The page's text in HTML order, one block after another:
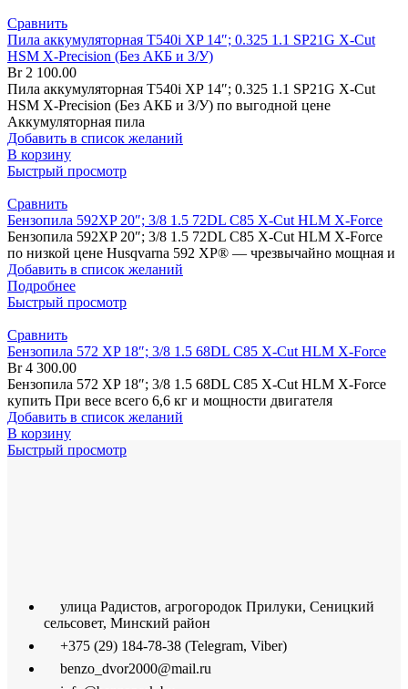
Сравнить
Пила аккумуляторная T540i XP 14″; 0.325 1.1 SP21G X-Cut
HSM X-Precision (Без АКБ и З/У)
Br2 100.00
Пила аккумуляторная T540i XP 14″; 0.325 1.1 SP21G X-Cut
HSM X-Precision (Без АКБ и З/У) по выгодной цене
Аккумуляторная пила
Добавить в список желаний
В корзину
Быстрый просмотр
Сравнить
Бензопила 592XP 20″; 3/8 1.5 72DL C85 X-Cut HLM X-Force
Бензопила 592XP 20″; 3/8 1.5 72DL C85 X-Cut HLM X-Force
по низкой цене Husqvarna 592 XP® — чрезвычайно мощная и
Добавить в список желаний
Подробнее
Быстрый просмотр
Сравнить
Бензопила 572 XP 18″; 3/8 1.5 68DL C85 X-Cut HLM X-Force
Br4 300.00
Бензопила 572 XP 18″; 3/8 1.5 68DL C85 X-Cut HLM X-Force
купить При весе всего 6,6 кг и мощности двигателя
Добавить в список желаний
В корзину
Быстрый просмотр
улица Радистов, агрогородок Прилуки, Сеницкий
сельсовет, Минский район
+375 (29) 184-78-38 (Telegram, Viber)
benzo_dvor2000@mail.ru